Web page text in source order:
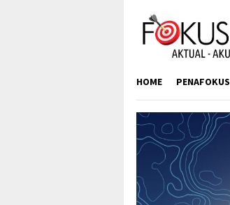
content
HOME PENAFOKUS